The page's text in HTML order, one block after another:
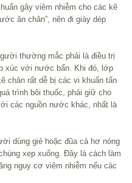
gây viêm nhiễm cho các kẽ
ăn chân”, nên đi giày dép
thường mắc phải là điều trị
xúc với nước bẩn. Khi đó, lớp
chân rất dễ bị các vi khuẩn tấn
trình bôi thuốc, phải giữ cho
các nguồn nước khác, nhất là
dùng giẻ hoặc đũa cả hơ nóng
xẹp xuống. Đây là cách làm
nguy cơ viêm nhiễm nếu các